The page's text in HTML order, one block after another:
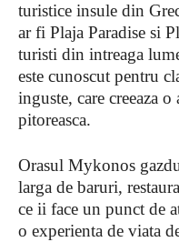
turistice insule din
ar fi Plaja Paradise si
turisti din intreaga
este cunoscut pentru
inguste, care creeaza
pitoreasca.
Orasul Mykonos
larga de baruri,
ce ii face un punct de
o experienta de viata